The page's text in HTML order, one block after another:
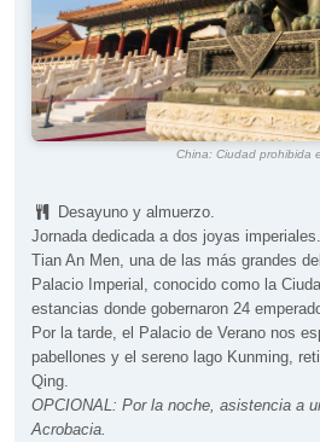
China: Ciudad prohibida
Desayuno y almuerzo.
Jornada dedicada a dos joyas
Tian An Men, una de las más grandes
Palacio Imperial, conocido como la
estancias donde gobernaron 24
Por la tarde, el Palacio de Verano nos
pabellones y el sereno lago Kunming,
Qing.
OPCIONAL: Por la noche, asistencia a
Acrobacia.